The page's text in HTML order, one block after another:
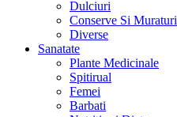
Dulciuri
Conserve Si Muraturi
Diverse
Sanatate
Plante Medicinale
Spitirual
Femei
Barbati